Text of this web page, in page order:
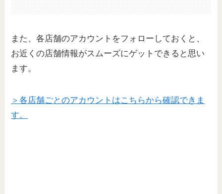
また、各店舗のアカウントをフォローしておくと、
お近くの店舗情報がスムーズにゲットできると思い
ます。
＞各店舗ごとのアカウントはこちらから確認できま
す。